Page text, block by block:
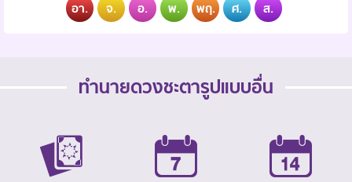
อา. จ. อ. พ. พฤ. ศ. ส.
ทำนายดวงชะตารูปแบบอื่น